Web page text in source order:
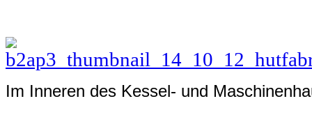
Im Inneren des Kessel- und